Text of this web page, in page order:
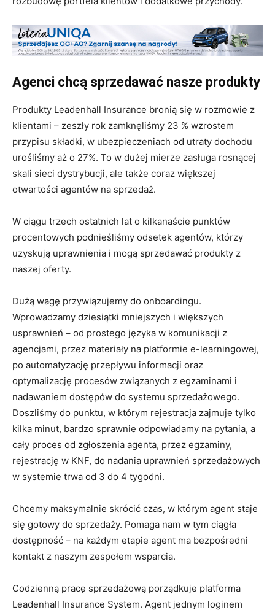
Agenci chcą sprzedawać nasze produkty
Produkty Leadenhall Insurance bronią się w rozmowie z
klientami – zeszły rok zamknęliśmy 23 % wzrostem
przypisu składki, w ubezpieczeniach od utraty dochodu
urośliśmy aż o 27%. To w dużej mierze zasługa rosnącej
skali sieci dystrybucji, ale także coraz większej
otwartości agentów na sprzedaż.
W ciągu trzech ostatnich lat o kilkanaście punktów
procentowych podnieśliśmy odsetek agentów, którzy
uzyskują uprawnienia i mogą sprzedawać produkty z
naszej oferty.
Dużą wagę przywiązujemy do onboardingu.
Wprowadzamy dziesiątki mniejszych i większych
usprawnień – od prostego języka w komunikacji z
agencjami, przez materiały na platformie e-learningowej,
po automatyzację przepływu informacji oraz
optymalizację procesów związanych z egzaminami i
nadawaniem dostępów do systemu sprzedażowego.
Doszliśmy do punktu, w którym rejestracja zajmuje tylko
kilka minut, bardzo sprawnie odpowiadamy na pytania, a
cały proces od zgłoszenia agenta, przez egzaminy,
rejestrację w KNF, do nadania uprawnień sprzedażowych
w systemie trwa od 3 do 4 tygodni.
Chcemy maksymalnie skrócić czas, w którym agent staje
się gotowy do sprzedaży. Pomaga nam w tym ciągła
dostępność – na każdym etapie agent ma bezpośredni
kontakt z naszym zespołem wsparcia.
Codzienną pracę sprzedażową porządkuje platforma
Leadenhall Insurance System. Agent jednym loginem